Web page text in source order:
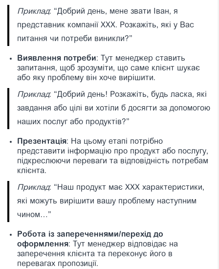
Приклад: “Добрий день, мене звати Іван, я
представник компанії XХХ. Розкажіть, які у Вас
питання чи потреби виникли?”
Виявлення потреби: Тут менеджер ставить
запитання, щоб зрозуміти, що саме клієнт шукає
або яку проблему він хоче вирішити.
Приклад: “Добрий день! Розкажіть, будь ласка, які
завдання або цілі ви хотіли б досягти за допомогою
наших послуг або продуктів?”
Презентація: На цьому етапі потрібно
представити інформацію про продукт або послугу,
підкреслюючи переваги та відповідність потребам
клієнта.
Приклад: “Наш продукт має ХХХ характеристики,
які можуть вирішити вашу проблему наступним
чином…”
Робота із запереченнями/перехід до
оформлення: Тут менеджер відповідає на
заперечення клієнта та переконує його в
перевагах пропозиції.